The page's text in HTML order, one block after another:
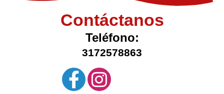
Contáctanos
Teléfono:
3172578863